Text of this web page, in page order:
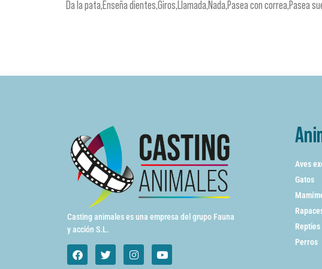
Da la pata,Enseña dientes,Giros,Llamada,Nada,Pasea con correa,Pasea
Casting animales es una empresa del grupo Fauna
y acción S.L.
Aves
Gatos
Repties
Perros